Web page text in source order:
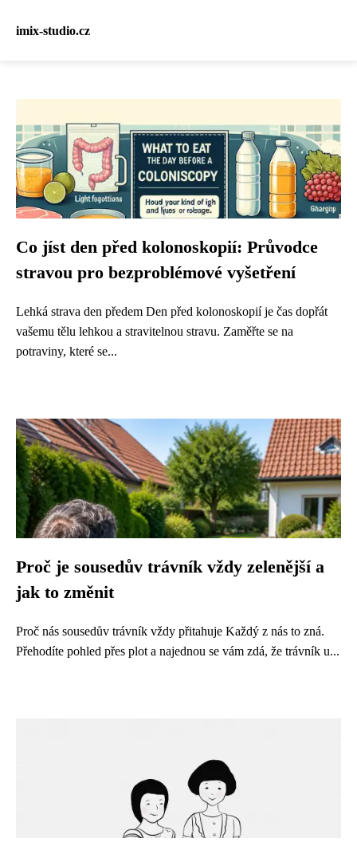
imix-studio.cz
Co jíst den před kolonoskopií: Průvodce
stravou pro bezproblémové vyšetření
Lehká strava den předem Den před kolonoskopií je čas dopřát
vašemu tělu lehkou a stravitelnou stravu. Zaměřte se na
potraviny, které se...
Proč je sousedův trávník vždy zelenější a
jak to změnit
Proč nás sousedův trávník vždy přitahuje Každý z nás to zná.
Přehodíte pohled přes plot a najednou se vám zdá, že trávník u...